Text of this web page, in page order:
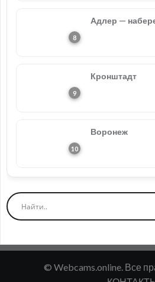
Адлер —
Кронштадт
Воронеж
© Webcams.online. Все